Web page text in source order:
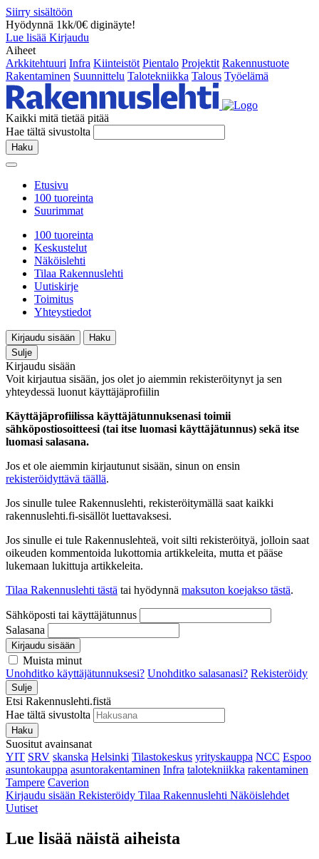
Siirry sisältöön
Hyödynnä 1kk/0€ diginäyte!
Lue lisää Kirjaudu
Aiheet
Arkkitehtuuri Infra Kiinteistöt Pientalo Projektit Rakennustuote
Rakentaminen Suunnittelu Talotekniikka Talous Työelämä
Kaikki mitä tietää pitää
Hae tältä sivustolta
Haku
Etusivu
100 tuoreinta
Suurimmat
100 tuoreinta
Keskustelut
Näköislehti
Tilaa Rakennuslehti
Uutiskirje
Toimitus
Yhteystiedot
Kirjaudu sisään
Haku
Sulje
Kirjaudu sisään
Voit kirjautua sisään, jos olet jo aiemmin rekisteröitynyt ja sen
yhteydessä luonut käyttäjäprofiilin
Käyttäjäprofiilissa käyttäjätunnuksenasi toimii
sähköpostiosoitteesi (tai itse luomasi käyttäjätunnus) sekä itse
luomasi salasana.
Jos et ole aiemmin kirjautunut sisään, sinun on ensin
rekisteröidyttävä täällä.
Jos sinulle tulee Rakennuslehti, rekisteröitymällä saat kaikki
rakennuslehti.fi-sisällöt luettavaksesi.
Jos sinulle ei tule Rakennuslehteä, voit silti rekisteröityä, jolloin saat
oikeuden kommentoida lukottomia artikkeleita, mutta et pääse
lukemaan lukittuja artikkeleita.
Tilaa Rakennuslehti tästä tai hyödynnä maksuton koejakso tästä.
Sähköposti tai käyttäjätunnus
Salasana
Kirjaudu sisään
Muista minut
Unohditko käyttäjätunnuksesi? Unohditko salasanasi? Rekisteröidy
Sulje
Etsi Rakennuslehti.fistä
Hae tältä sivustolta
Haku
Suositut avainsanat
YIT SRV skanska Helsinki Tilastokeskus yrityskauppa NCC Espoo
asuntokauppa asuntorakentaminen Infra talotekniikka rakentaminen
Tampere Caverion
Kirjaudu sisään Rekisteröidy Tilaa Rakennuslehti Näköislehdet
Uutiset
Lue lisää näistä aiheista